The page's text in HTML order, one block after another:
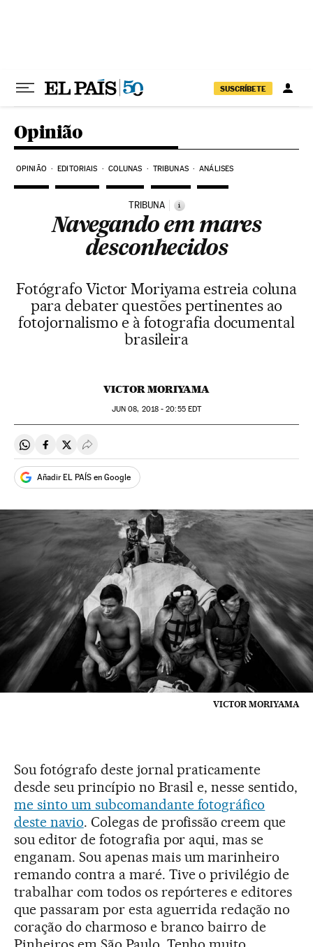
SUSCRÍBETE
Opinião
OPINIÃO EDITORIAIS COLUNAS TRIBUNAS ANÁLISES
TRIBUNA i
Navegando em mares
desconhecidos
Fotógrafo Victor Moriyama estreia coluna
para debater questões pertinentes ao
fotojornalismo e à fotografia documental
brasileira
VICTOR MORIYAMA
JUN 08, 2018 - 20:55EDT
Compartir en Whatsapp
Compartir en Facebook
Compartir en Twitter
Desplegar Redes Sociales
Añadir EL PAÍS en Google
VICTOR MORIYAMA
Sou fotógrafo deste jornal praticamente
desde seu princípio no Brasil e, nesse sentido,
me sinto um subcomandante fotográfico
deste navio. Colegas de profissão creem que
sou editor de fotografia por aqui, mas se
enganam. Sou apenas mais um marinheiro
remando contra a maré. Tive o privilégio de
trabalhar com todos os repórteres e editores
que passaram por esta aguerrida redação no
coração do charmoso e branco bairro de